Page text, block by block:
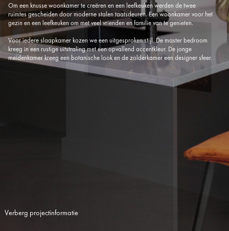
Om een knusse woonkamer te creëren en een leefkeuken werden de twee
ruimtes gescheiden door moderne stalen taatsdeuren. Een woonkamer voor het
gezin en een leefkeuken om met veel vrienden en familie van te genieten.
Voor iedere slaapkamer kozen we een uitgesproken stijl. De master bedroom
kreeg in een rustige uitstraling met een opvallend accentkleur. De jonge
meidenkamer kreeg een botanische look en de zolderkamer een designer sfeer.
Verberg projectinformatie